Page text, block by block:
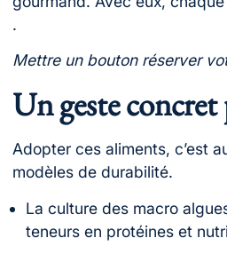
.
Mettre un bouton réserver
Un geste
Adopter ces aliments, c’est
modèles de durabilité.
La culture des macro
teneurs en protéines et